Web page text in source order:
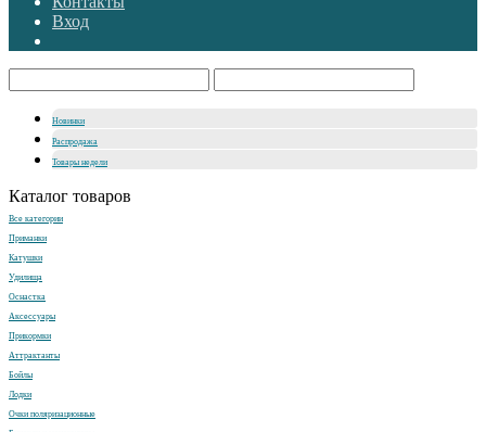
Вход
Новинки
Распродажа
Товары недели
Каталог товаров
Все категории
Приманки
Катушки
Удилища
Оснастка
Аксессуары
Прикормки
Аттрактанты
Бойлы
Лодки
Очки поляризационные